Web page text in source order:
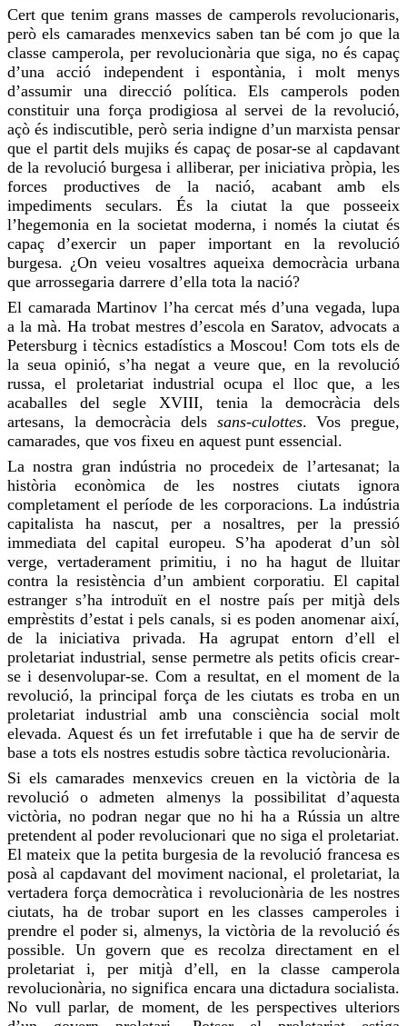
Cert que tenim grans masses de camperols revolucionaris,
però els camarades menxevics saben tan bé com jo que la
classe camperola, per revolucionària que siga, no és capaç
d’una acció independent i espontània, i molt menys
d’assumir una direcciópolítica. Els camperols poden
constituir una força prodigiosa al servei de la revolució,
açò és indiscutible, però seria indigne d’un marxista pensar
que el partit delsmujiks és capaç de posar-se al capdavant
de la revolució burgesa i alliberar, per iniciativa pròpia, les
forces productives de la nació, acabant amb els
impediments seculars. És la ciutat la que posseeix
l’hegemonia en la societat moderna, i només la ciutat és
capaç d’exercir un paper important en la revolució
burgesa. ¿On veieu vosaltres aqueixa democràcia urbana
que arrossegaria darrere d’ella tota la nació?
El camarada Martinov l’ha cercat més d’una vegada, lupa
a la mà. Ha trobat mestres d’escola en Saratov, advocats a
Petersburg i tècnics estadístics a Moscou! Com tots els de
la seua opinió, s’ha negat a veure que, en la revolució
russa, el proletariat industrial ocupa el lloc que, a les
acaballes del segle XVIII, tenia la democràcia dels
artesans, la democràcia dels sans-culottes. Vos pregue,
camarades, que vos fixeu en aquest punt essencial.
La nostra gran indústria no procedeix de l’artesanat; la
història econòmica de les nostres ciutats ignora
completament el període de les corporacions. La indústria
capitalista ha nascut, per a nosaltres, per la pressió
immediata del capital europeu. S’ha apoderat d’un sòl
verge, vertaderament primitiu, i no ha hagut de lluitar
contra la resistència d’un ambient corporatiu. El capital
estranger s’ha introduït en el nostre país per mitjà dels
emprèstits d’estat i pels canals, si es podenanomenar així,
de la iniciativa privada. Ha agrupat entorn d’ell el
proletariat industrial, sense permetre als petits oficis crear-
se i desenvolupar-se. Com a resultat, en el moment de la
revolució, la principal força de les ciutats es troba en un
proletariat industrial amb una consciència social molt
elevada. Aquest és un fet irrefutable i que ha de servir de
base a tots els nostres estudis sobre tàctica revolucionària.
Si els camarades menxevics creuen en la victòria de la
revolució o admeten almenys la possibilitat d’aquesta
victòria, no podran negar que no hi ha a Rússia un altre
pretendent al poder revolucionari que no siga el proletariat.
El mateix que la petita burgesia de la revolució francesa es
posà al capdavant del moviment nacional, el proletariat, la
vertadera força democràtica i revolucionària de les nostres
ciutats, ha de trobar suport en les classes camperoles i
prendre el poder si, almenys, la victòria de la revolució és
possible. Un govern que es recolza directament en el
proletariat i, per mitjà d’ell, en la classe camperola
revolucionària, no significa encara una dictadura socialista.
No vull parlar, de moment, de les perspectives ulteriors